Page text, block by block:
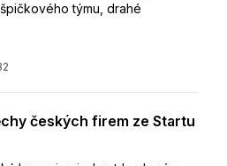
týmu, drahé
českých firem ze Startu